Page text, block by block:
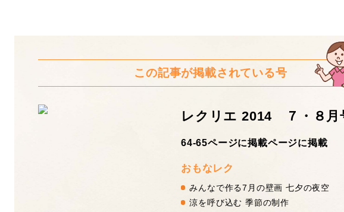
この記事が掲載されている号
レクリエ 2014 ７・８月
64-65ページに掲載ページに掲載
おもなレク
みんなで作る7月の壁画 七夕の夜空
涼を呼び込む 季節の制作